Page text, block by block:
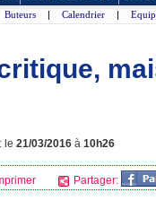
Buteurs | Calendrier |
le 21/03/2016 à 10h26
Partager: